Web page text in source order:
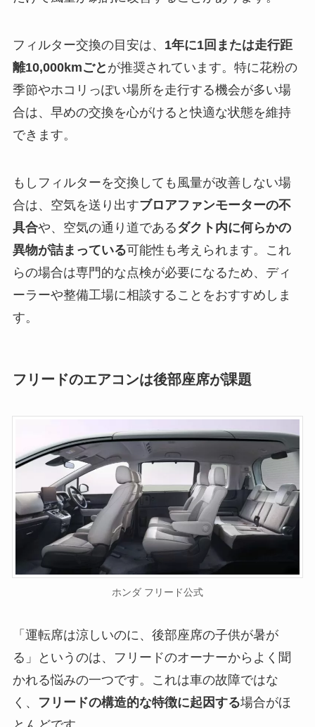
フィルター交換の目安は、 1年に1回または走行距
離10,000kmごと が推奨されています。特に花粉の
季節やホコリっぽい場所を走行する機会が多い場
合は、早めの交換を心がけると快適な状態を維持
できます。
もしフィルターを交換しても風量が改善しない場
合は、空気を送り出すブロアファンモーターの不
具合や、空気の通り道であるダクト内に何らかの
異物が詰まっている可能性も考えられます。これ
らの場合は専門的な点検が必要になるため、ディ
ーラーや整備工場に相談することをおすすめしま
す。
フリードのエアコンは後部座席が課題
ホンダ フリード公式
「運転席は涼しいのに、後部座席の子供が暑が
る」というのは、フリードのオーナーからよく聞
かれる悩みの一つです。これは車の故障ではな
く、
フリードの構造的な特徴に起因する場合がほ